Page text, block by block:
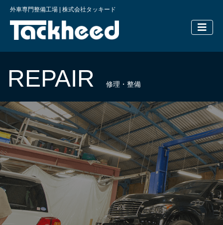
外車専門整備工場 | 株式会社タッキード
横浜の外
REPAIR 修理・整備